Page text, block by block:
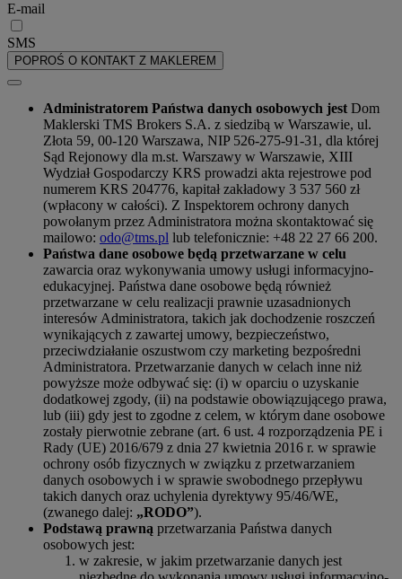
E-mail
SMS
POPROŚ O KONTAKT Z MAKLEREM
Administratorem Państwa danych osobowych jest Dom
Maklerski TMS Brokers S.A. z siedzibą w Warszawie, ul.
Złota 59, 00-120 Warszawa, NIP 526-275-91-31, dla której
Sąd Rejonowy dla m.st. Warszawy w Warszawie, XIII
Wydział Gospodarczy KRS prowadzi akta rejestrowe pod
numerem KRS 204776, kapitał zakładowy 3 537 560 zł
(wpłacony w całości). Z Inspektorem ochrony danych
powołanym przez Administratora można skontaktować się
mailowo: odo@tms.pl lub telefonicznie: +48 22 27 66 200.
Państwa dane osobowe będą przetwarzane w celu
zawarcia oraz wykonywania umowy usługi informacyjno-
edukacyjnej. Państwa dane osobowe będą również
przetwarzane w celu realizacji prawnie uzasadnionych
interesów Administratora, takich jak dochodzenie roszczeń
wynikających z zawartej umowy, bezpieczeństwo,
przeciwdziałanie oszustwom czy marketing bezpośredni
Administratora. Przetwarzanie danych w celach inne niż
powyższe może odbywać się: (i) w oparciu o uzyskanie
dodatkowej zgody, (ii) na podstawie obowiązującego prawa,
lub (iii) gdy jest to zgodne z celem, w którym dane osobowe
zostały pierwotnie zebrane (art. 6 ust. 4 rozporządzenia PE i
Rady (UE) 2016/679 z dnia 27 kwietnia 2016 r. w sprawie
ochrony osób fizycznych w związku z przetwarzaniem
danych osobowych i w sprawie swobodnego przepływu
takich danych oraz uchylenia dyrektywy 95/46/WE,
(zwanego dalej: „RODO”).
Podstawą prawną przetwarzania Państwa danych
osobowych jest:
w zakresie, w jakim przetwarzanie danych jest